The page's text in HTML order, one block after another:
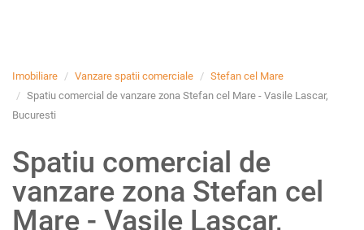
Imobiliare Vanzare spatii comerciale
Stefan cel Mare
Spatiu comercial de vanzare zona Stefan cel Mare - Vasile Lascar,
Bucuresti
Spatiu comercial de
vanzare zona Stefan cel
Mare - Vasile Lascar,
SPATII INDUSTRIALE DE
VANZARE
INCHIRIERE
APARTAMENTE DE
INCHIRIAT